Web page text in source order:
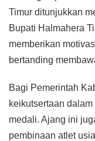
Timur ditunjukkan
Bupati Halmahera
memberikan
bertanding
Bagi Pemerintah
keikutsertaan
medali. Ajang ini
pembinaan atlet